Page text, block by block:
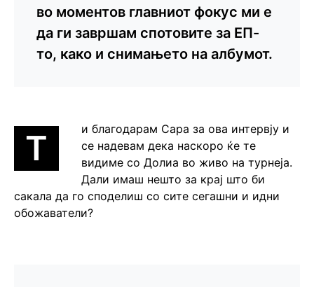
во моментов главниот фокус ми е
да ги завршам спотовите за ЕП-
то, како и снимањето на албумот.
Т
и благодарам Сара за ова интервју и
се надевам дека наскоро ќе те
видиме со Долиа во живо на турнеја.
Дали имаш нешто за крај што би
сакала да го споделиш со сите сегашни и идни
обожаватели?